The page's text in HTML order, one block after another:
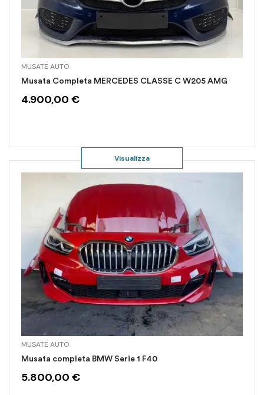
MUSATE AUTO
Musata Completa MERCEDES CLASSE C W205 AMG
4.900,00 €
Visualizza
MUSATE AUTO
Musata completa BMW Serie 1 F40
5.800,00 €